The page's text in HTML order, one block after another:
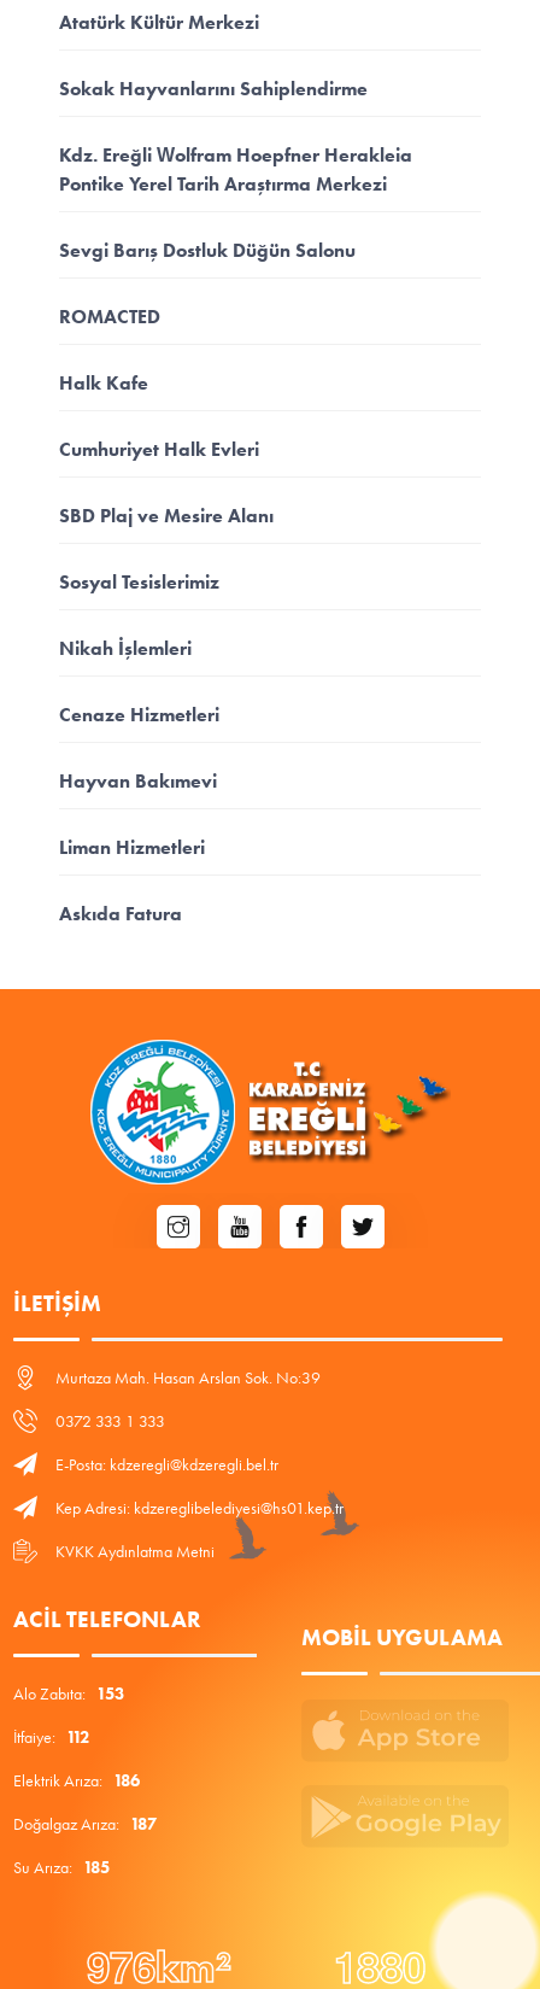
Atatürk Kültür Merkezi
Sokak Hayvanlarını Sahiplendirme
Kdz. Ereğli Wolfram Hoepfner Herakleia
Pontike Yerel Tarih Araştırma Merkezi
Sevgi Barış Dostluk Düğün Salonu
ROMACTED
Halk Kafe
Cumhuriyet Halk Evleri
SBD Plaj ve Mesire Alanı
Sosyal Tesislerimiz
Nikah İşlemleri
Cenaze Hizmetleri
Hayvan Bakımevi
Liman Hizmetleri
Askıda Fatura
İLETIŞIM
Murtaza Mah. Hasan Arslan Sok. No:39
0372 333 1 333
E-Posta: kdzeregli@kdzeregli.bel.tr
Kep Adresi: kdzereglibelediyesi@hs01.kep.tr
KVKK Aydınlatma Metni
ACIL TELEFONLAR
Alo Zabıta: 153
İtfaiye: 112
Elektrik Arıza: 186
Doğalgaz Arıza: 187
Su Arıza: 185
MOBIL UYGULAMA
976km² 1880